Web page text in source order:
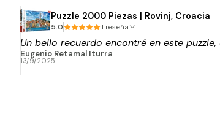
Puzzle 2000 Piezas | Rovinj, Croacia
5.0 1 reseña
Un bello recuerdo encontré en este
Eugenio Retamal Iturra
13/9/2025